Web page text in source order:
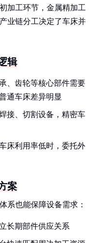
加工环节，金属精加工
业链分工决定了车床并
辑
、齿轮等核心部件需要
通车床差异明显
接、切割设备，精密车
床利用率低时，委托外
案
系也能保障设备需求：
长期部件供应关系